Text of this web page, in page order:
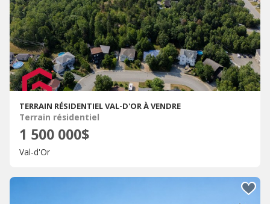
TERRAIN RÉSIDENTIEL VAL-D'OR À VENDRE
Terrain résidentiel
1 500 000$
Val-d'Or